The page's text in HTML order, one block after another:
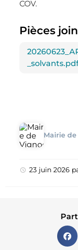
COV.
Pièces
Mairie
23 juin 2026